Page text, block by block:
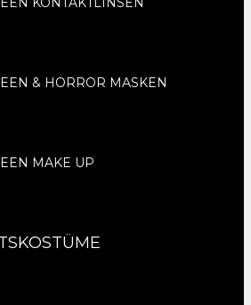
& HORROR MASKEN
MAKE UP